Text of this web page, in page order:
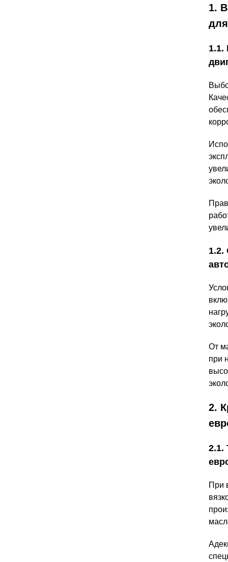
1.
1.1.
1.2.
От
при
2.
2.1.
При